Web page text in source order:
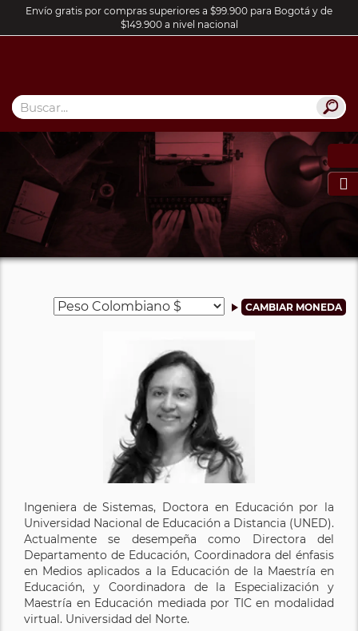
Envío gratis por compras superiores a $99.900 para Bogotá y de
$149.900 a nivel nacional

Ingeniera de Sistemas, Doctora en Educación por la
Universidad Nacional de Educación a Distancia (UNED).
Actualmente se desempeña como Directora del
Departamento de Educación, Coordinadora del énfasis
en Medios aplicados a la Educación de la Maestría en
Educación, y Coordinadora de la Especialización y
Maestría en Educación mediada por TIC en modalidad
virtual. Universidad del Norte.